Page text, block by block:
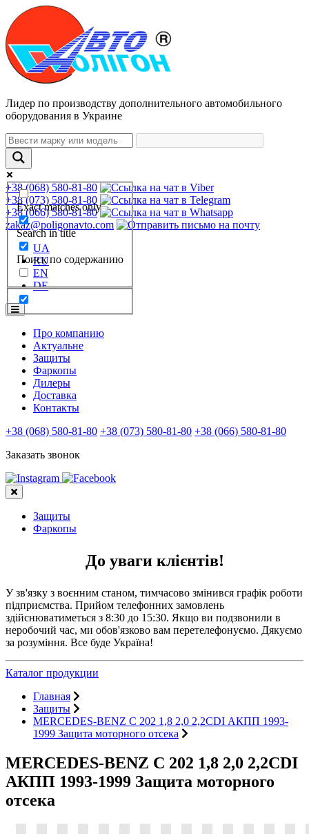
Лидер по производству дополнительного автомобильного
оборудования в Украине
Exact matches only
Search in title
Поиск по содержанию
+38 (068) 580-81-80
+38 (073) 580-81-80
+38 (066) 580-81-80
zakaz@poligonavto.com
UA
RU
EN
DE
Про компанию
Актуальне
Защиты
Фаркопы
Дилеры
Доставка
Контакты
+38 (068) 580-81-80 +38 (073) 580-81-80 +38 (066) 580-81-80
Заказать звонок
Защиты
Фаркопы
До уваги клієнтів!
У зв'язку з воєнним станом, тимчасово змінився графік роботи
підприємства. Прийом телефонних замовлень
здійснюватиметься з 8:30 до 15:30. Якщо ви подзвонили в
неробочий час, ми обов'язково вам перетелефонуємо. Дякуємо
за розуміння. Все буде Україна!
Каталог продукции
Главная
Защиты
MERCEDES-BENZ C 202 1,8 2,0 2,2CDI АКПП 1993-
1999 Защита моторного отсека
MERCEDES-BENZ C 202 1,8 2,0 2,2CDI
АКПП 1993-1999 Защита моторного
отсека